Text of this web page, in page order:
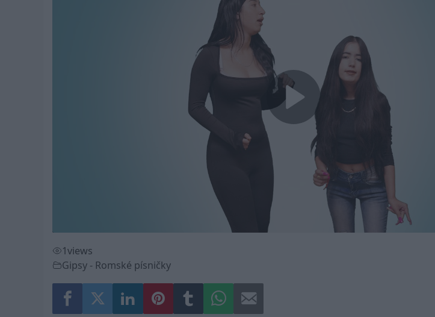
Play
Video
1views
Gipsy - Romské písničky